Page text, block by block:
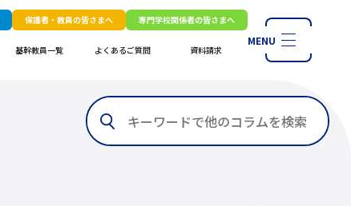
保護者・教員の皆さまへ 専門学校関係者の皆さまへ
基幹教員一覧 よくあるご質問 資料請求
MENU